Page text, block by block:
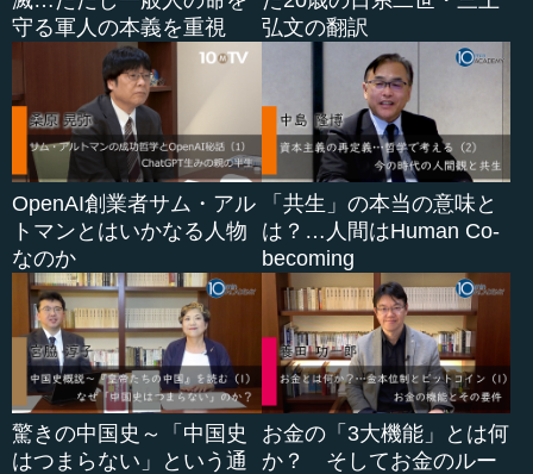
守る軍人の本義を重視
弘文の翻訳
OpenAI創業者サム・アル
トマンとはいかなる人物
なのか
「共生」の本当の意味と
は？…人間はHuman Co-
becoming
驚きの中国史～「中国史
はつまらない」という通
お金の「3大機能」とは何
か？ そしてお金のルー